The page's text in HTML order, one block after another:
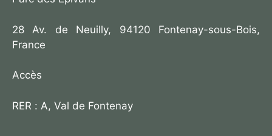
28 Av. de Neuilly, 94120 Fontenay-sous-Bois,
France
Accès
RER : A, Val de Fontenay